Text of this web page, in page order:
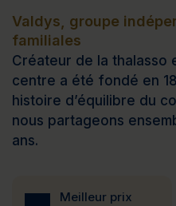
Valdys, groupe
familiales
Créateur de la thalasso
centre a été fondé en
histoire d’équilibre du
nous partageons
ans.
Meilleur prix